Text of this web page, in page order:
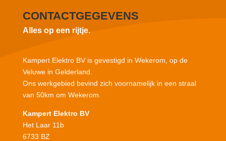
CONTACTGEGEVENS
Alles op een rijtje.
Kampert Elektro BV is gevestigd in Wekerom, op de
Veluwe in Gelderland.
Ons werkgebied bevind zich voornamelijk in een straal
van 50km om Wekerom.
Kampert Elektro BV
Het Laar 11b
6733 BZ